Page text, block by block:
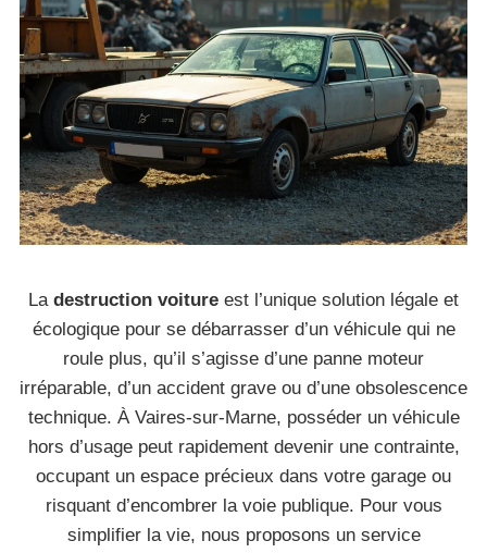
La destruction voiture est l’unique solution légale et
écologique pour se débarrasser d’un véhicule qui ne
roule plus, qu’il s’agisse d’une panne moteur
irréparable, d’un accident grave ou d’une obsolescence
technique. À Vaires-sur-Marne, posséder un véhicule
hors d’usage peut rapidement devenir une contrainte,
occupant un espace précieux dans votre garage ou
risquant d’encombrer la voie publique. Pour vous
simplifier la vie, nous proposons un service